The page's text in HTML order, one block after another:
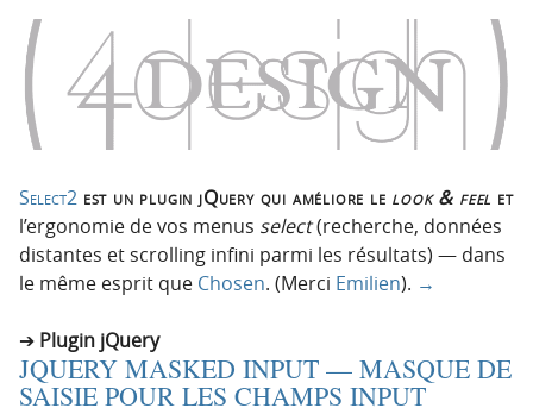
e
Select2 est un plugin jQuery qui améliore le look & feel et
l’ergonomie de vos menus select(recherche, données
distantes et scrolling infini parmi les résultats) — dans
le même esprit que Chosen. (Merci Emilien). →
Plugin jQuery
JQUERY MASKED INPUT — MASQUE DE
SAISIE POUR LES CHAMPS INPUT